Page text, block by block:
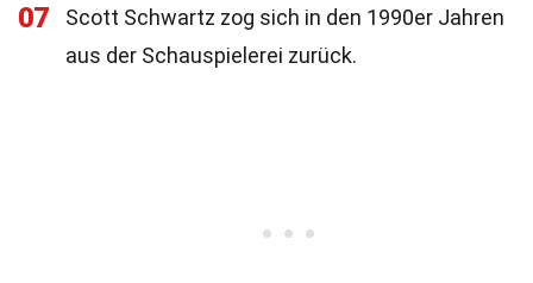
07
Scott Schwartz zog sich in den 1990er Jahren
aus der Schauspielerei zurück.